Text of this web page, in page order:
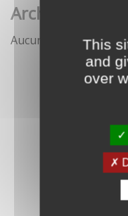
This
and
over
Archéologie
Aucune démarche